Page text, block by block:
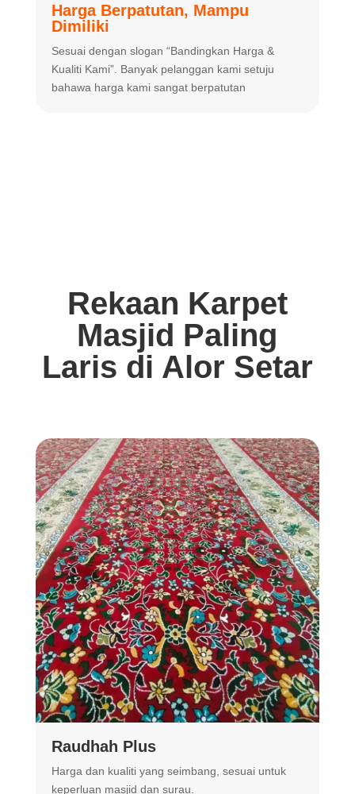
Harga Berpatutan, Mampu
Dimiliki
Sesuai dengan slogan “Bandingkan Harga &
Kualiti Kami”. Banyak pelanggan kami setuju
bahawa harga kami sangat berpatutan
Rekaan Karpet
Masjid Paling
Laris di Alor Setar
Raudhah Plus
Harga dan kualiti yang seimbang, sesuai untuk
keperluan masjid dan surau.